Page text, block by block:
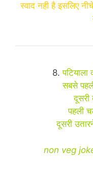
स्वाद नही है इसलिए
8.
सबसे
दूसरी
पहली
दूसरी
non veg